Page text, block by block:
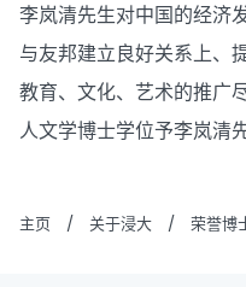
李岚清先生对中国的经济
与友邦建立良好关系上、
教育、文化、艺术的推广
人文学博士学位予李岚清先
主页 / 关于浸大 / 荣誉博